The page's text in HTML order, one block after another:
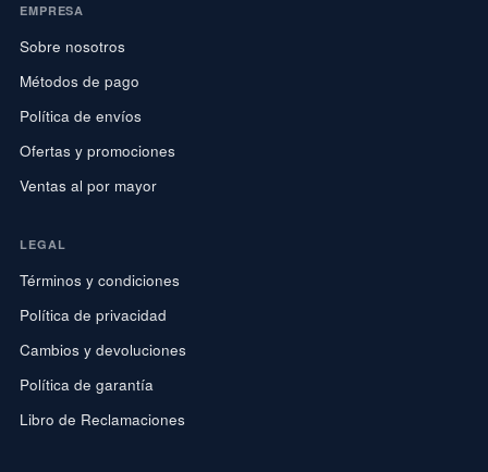
EMPRESA
Sobre nosotros
Métodos de pago
Política de envíos
Ofertas y promociones
Ventas al por mayor
LEGAL
Términos y condiciones
Política de privacidad
Cambios y devoluciones
Política de garantía
Libro de Reclamaciones